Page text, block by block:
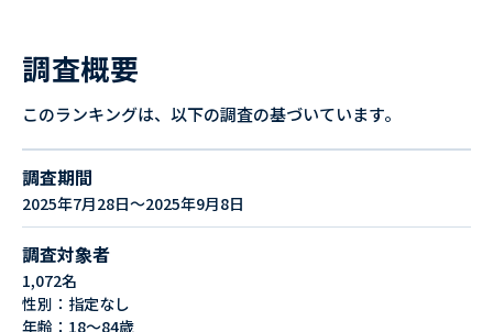
調査概要
このランキングは、以下の調査の基づいています。
調査期間
2025年7月28日～2025年9月8日
調査対象者
1,072名
性別：指定なし
年齢：18～84歳